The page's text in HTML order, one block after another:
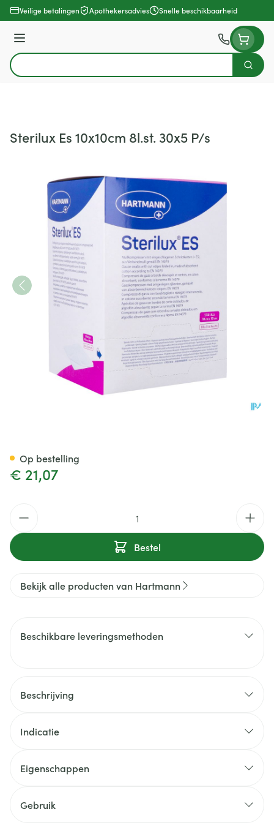
Ga naar de inhoud
Veilige betalingen Apothekersadvies Snelle beschikbaarheid
Menu
Product, merk, categorie...
Zoek
Sterilux Es 10x10cm 8l.st. 30x5 P/s
€ 21,07
Bestel
Op bestelling
Bekijk alle producten van Hartmann
Beschikbare leveringsmethoden
Beschrijving
Indicatie
Eigenschappen
Gebruik